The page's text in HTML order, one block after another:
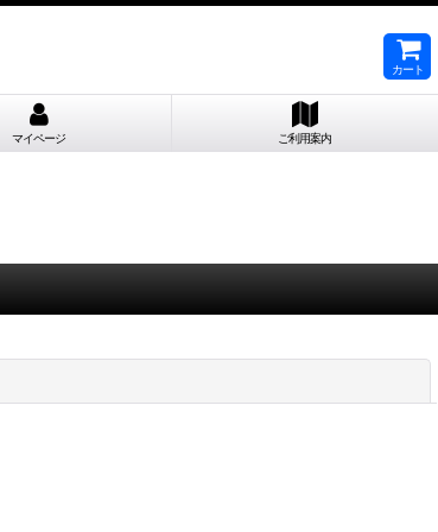
カート
マイページ ご利用案内